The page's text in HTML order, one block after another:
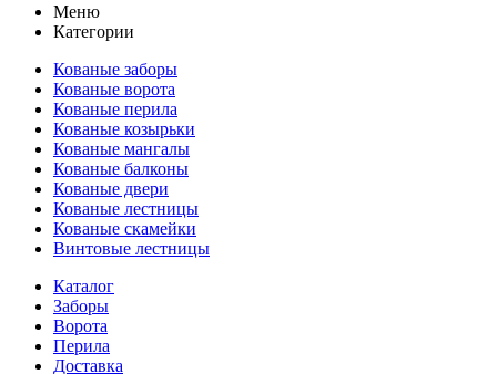
Меню
Категории
Кованые заборы
Кованые ворота
Кованые перила
Кованые козырьки
Кованые мангалы
Кованые балконы
Кованые двери
Кованые лестницы
Кованые скамейки
Винтовые лестницы
Каталог
Заборы
Ворота
Перила
Доставка